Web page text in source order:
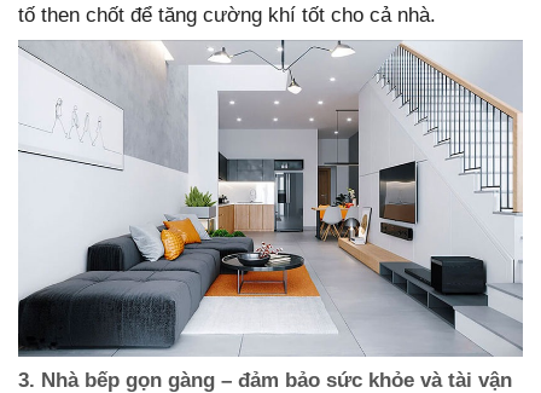
tố then chốt để tăng cường khí tốt cho cả nhà.
3. Nhà bếp gọn gàng – đảm bảo sức khỏe và tài vận